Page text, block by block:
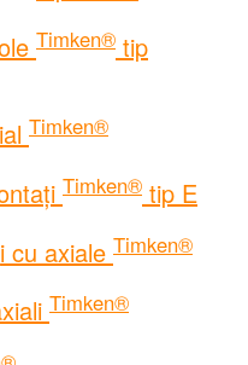
Timken® tip
Timken®
Timken® tip E
cu axiale Timken®
Timken®